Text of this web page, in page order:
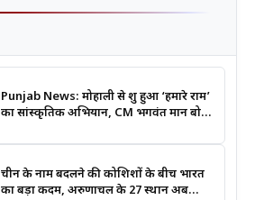
Punjab News: मोहाली से शुरू हुआ ‘हमारे राम’
का सांस्कृतिक अभियान, CM भगवंत मान बोले-
चीन के नाम बदलने की कोशिशों के बीच भारत
का बड़ा कदम, अरुणाचल के 27 स्थान अब